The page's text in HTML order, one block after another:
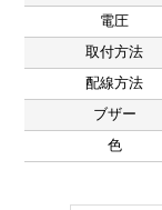
電圧
取付方法
配線方法
ブザー
色